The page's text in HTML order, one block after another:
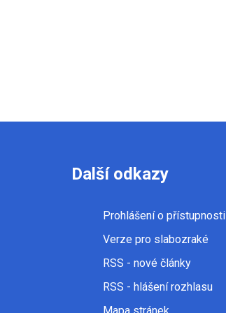
Další odkazy
Prohlášení o přístupnosti
Verze pro slabozraké
RSS - nové články
RSS - hlášení rozhlasu